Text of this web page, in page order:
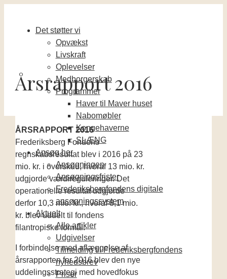
Det støtter vi
Opvækst
Livskraft
Oplevelser
Medborgerskab
Programmer
Haver til Maver huset
Nabomøbler
Kongehaverne
SLÆNG
Ansøg her
Ansøgningen
Ansøgningsfrister
Frederiksbergfondens digitale
ansøgningssystem
Aktuelt
Alle artikler
Udgivelser
Tilmelding til Frederiksbergfondens
nyhedsbrev
Priser
Årsrapport 2016
ÅRSRAPPORT 2016
Frederiksberg Fondens
regnskabsresultat blev i 2016 på 23
mio. kr. i overskud, hvoraf 13 mio. kr.
udgjorde værdireguleringer. Det
operationelle resultat udgjorde
derfor 10,3 mio. kr., hvoraf 8,1 mio.
kr. blev uddelt til fondens
filantropiske formål.
I forbindelse med aflæggelse af
årsrapporten for 2016 blev den nye
uddelingsstrategi med hovedfokus